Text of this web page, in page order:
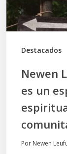
Destacados
espacio
de
vida,
espiritualidad
encuentro
comunitario
Newen
es un
Por Newen